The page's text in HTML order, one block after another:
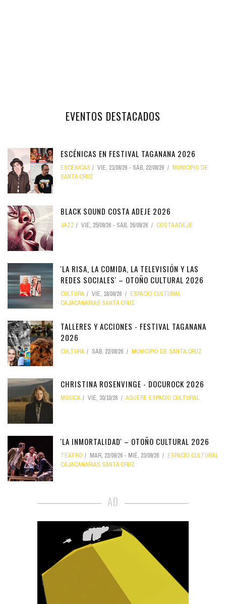
EVENTOS DESTACADOS
ESCÉNICAS EN FESTIVAL TAGANANA 2026
ESCÉNICAS VIE, 21/08/26 - SÁB, 22/08/26
MUNICIPIO DE
SANTA CRUZ
BLACK SOUND COSTA ADEJE 2026
JAZZ VIE, 25/09/26 - SÁB, 26/09/26 COSTA ADEJE
'LA RISA, LA COMIDA, LA TELEVISIÓN Y LAS
REDES SOCIALES' – OTOÑO CULTURAL 2026
CULTURA VIE, 18/09/26
ESPACIO CULTURAL
CAJACANARIAS SANTA CRUZ
TALLERES Y ACCIONES - FESTIVAL TAGANANA
2026
CULTURA SÁB, 22/08/26 MUNICIPIO DE SANTA CRUZ
CHRISTINA ROSENVINGE - DOCUROCK 2026
MÚSICA VIE, 30/10/26 AGUERE ESPACIO CULTURAL
'LA INMORTALIDAD' – OTOÑO CULTURAL 2026
TEATRO MAR, 22/09/26 - MIÉ, 23/09/26
ESPACIO CULTURAL
CAJACANARIAS SANTA CRUZ
AD